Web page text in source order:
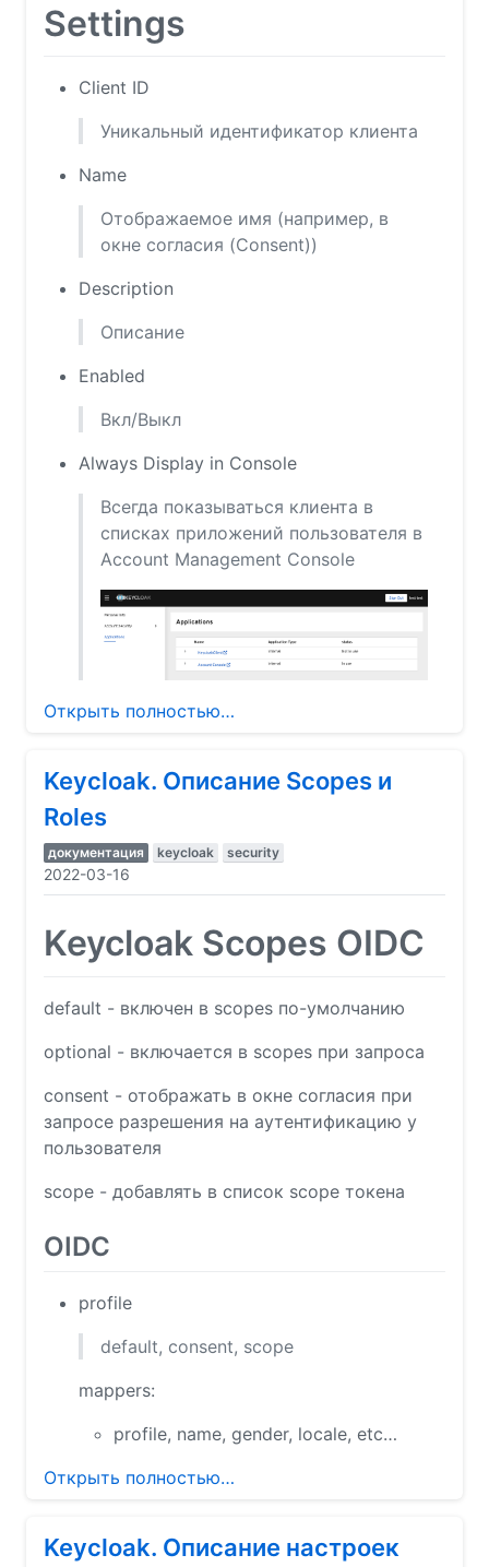
Settings
Client ID
Уникальный идентификатор клиента
Name
Отображаемое имя (например, в
окне согласия (Consent))
Description
Описание
Enabled
Вкл/Выкл
Always Display in Console
Всегда показываться клиента в
списках приложений пользователя в
Account Management Console
Открыть полностью…
Keycloak. Описание Scopes и
Roles
документация keycloak security
2022-03-16
Keycloak Scopes OIDC
default - включен в scopes по-умолчанию
optional - включается в scopes при запроса
consent - отображать в окне согласия при
запросе разрешения на аутентификацию у
пользователя
scope - добавлять в список scope токена
OIDC
profile
default, consent, scope
mappers:
profile, name, gender, locale, etc…
Открыть полностью…
Keycloak. Описание настроек